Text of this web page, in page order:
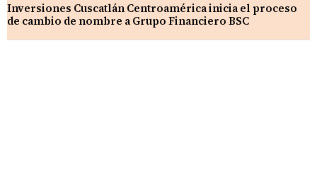
Inversiones Cuscatlán Centroamérica inicia el proceso
de cambio de nombre a Grupo Financiero BSC